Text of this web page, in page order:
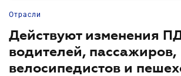
Отрасли
Действуют изменения
водителей, пассажиров,
велосипедистов и